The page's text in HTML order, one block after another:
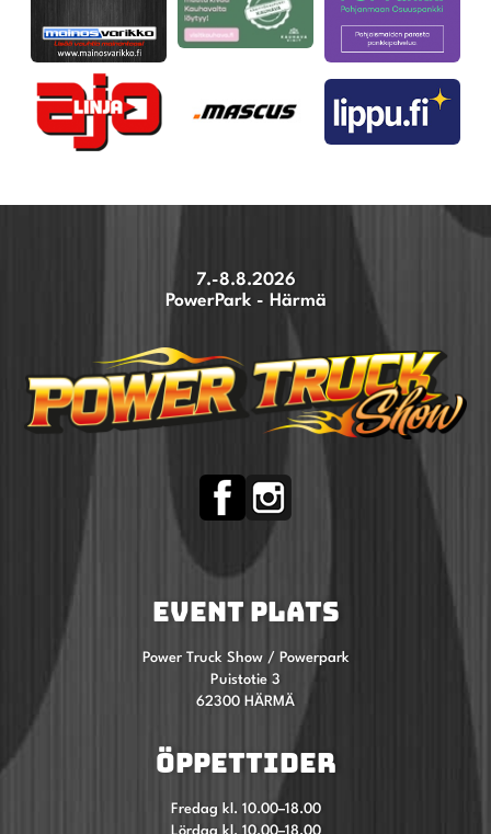
7.-8.8.2026
PowerPark - Härmä
EVENT PLATS
Power Truck Show / Powerpark
Puistotie 3
62300 HÄRMÄ
ÖPPETTIDER
Fredag kl. 10.00–18.00